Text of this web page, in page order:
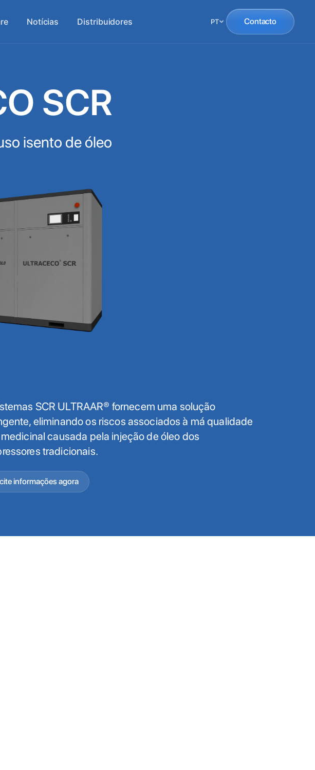
Notícias Distribuidores PT Contacto
SCR
isento de óleo
SCR ULTRAAR® fornecem uma solução
eliminando os riscos associados à má qualidade
causada pela injeção de óleo dos
tradicionais.
informações agora